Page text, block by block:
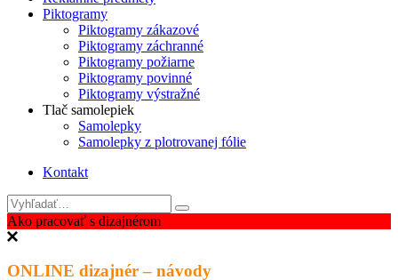
Piktogramy
Piktogramy zákazové
Piktogramy záchranné
Piktogramy požiarne
Piktogramy povinné
Piktogramy výstražné
Tlač samolepiek
Samolepky
Samolepky z plotrovanej fólie
Kontakt
Ako pracovať s dizajnérom
ONLINE dizajnér – návody